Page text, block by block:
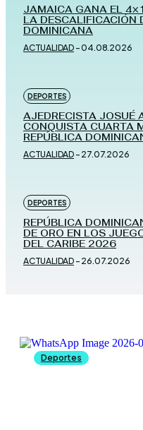
JAMAICA GANA EL
LA DESCALIFICACIÓN
DOMINICANA
ACTUALIDAD -04.08.2026
DEPORTES
AJEDRECISTA JOSUÉ
CONQUISTA CUARTA
REPÚBLICA
ACTUALIDAD - 27.07.2026
DEPORTES
REPÚBLICA
DE ORO EN LOS
DEL CARIBE 2026
ACTUALIDAD - 26.07.2026
Deportes